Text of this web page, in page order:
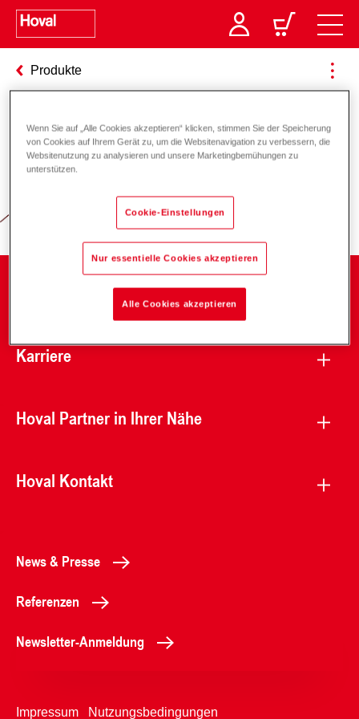
Produkte
Verantwortung für Energie und
Karriere
Hoval Partner in Ihrer Nähe
Hoval Kontakt
News & Presse
Referenzen
Newsletter-Anmeldung
Impressum Nutzungsbedingungen
Wenn Sie auf „Alle Cookies akzeptieren“ klicken, stimmen Sie der Speicherung
von Cookies auf Ihrem Gerät zu, um die Websitenavigation zu verbessern, die
Websitenutzung zu analysieren und unsere Marketingbemühungen zu
unterstützen.
Cookie-Einstellungen
Nur essentielle Cookies akzeptieren
Alle Cookies akzeptieren